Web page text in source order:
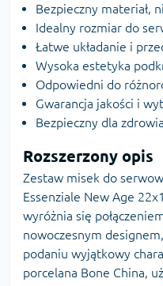
Bezpieczny materiał,
Idealny rozmiar do
Łatwe układanie i
Wysoka estetyka
Odpowiedni do
Gwarancja jakości i
Bezpieczny dla
Rozszerzony opis
Zestaw misek do
Essenziale New Age
wyróżnia się
nowoczesnym
podaniu wyjątkowy
porcelana Bone China,